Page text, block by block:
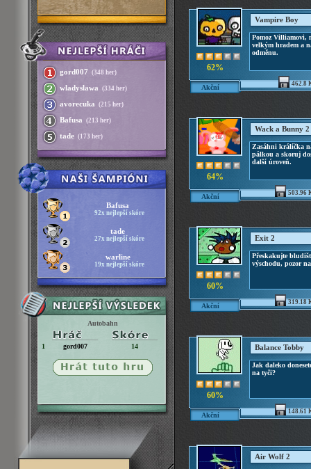
gord007 (348 her)
wladyslawa (334 her)
avorecuka (215 her)
Bafusa (213 her)
tade (173 her)
Bafusa
92x nejlepší skóre
tade
27x nejlepší skóre
warline
19x nejlepší skóre
Autobahn
1 gord007 14
62%
Vampire Boy
Pomoz Villiamovi,
velkým hradem a
odměnu.
Akční 462.8
64%
Wack a Bunny 2
Zasáhni králíčka
pálkou a skoruj
další úroveň.
Akční 503.96
60%
Exit 2
Přeskakujte
výschodu, pozor
Akční 319.18
60%
Balance Tobby
Jak daleko
na tyči?
Akční 148.61
Air Wolf 2